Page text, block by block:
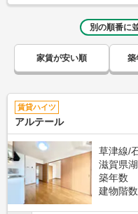
別の順番に
家賃が安い順 築
賃貸ハイツ
アルテール
草津線/
滋賀県
築年数
建物階数